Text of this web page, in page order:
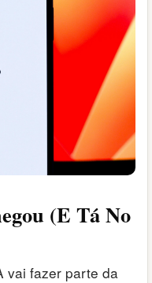
(E Tá No
vai fazer parte da